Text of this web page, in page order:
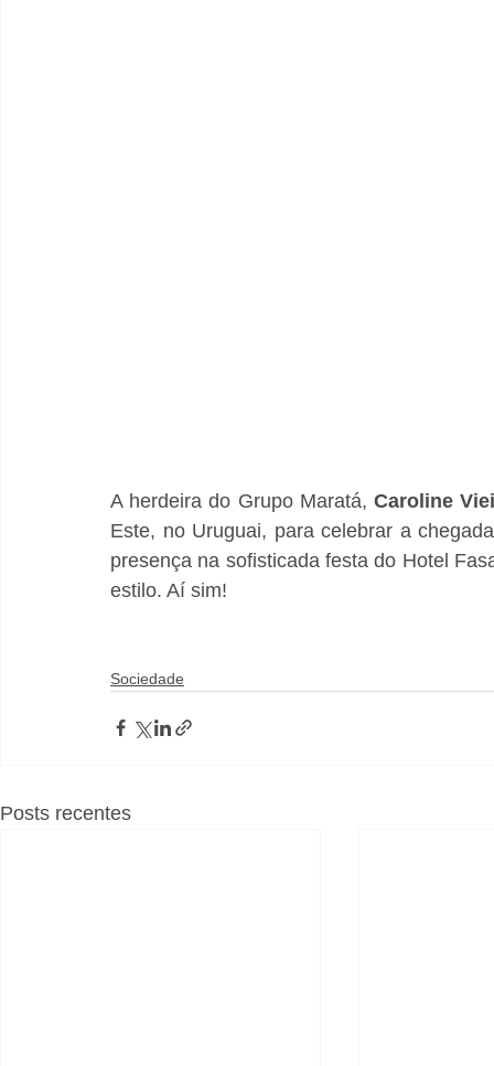
A herdeira do Grupo Maratá, Caroline
Este, no Uruguai, para celebrar a
presença na sofisticada festa do Hotel
estilo. Aí sim!
Sociedade
Posts recentes